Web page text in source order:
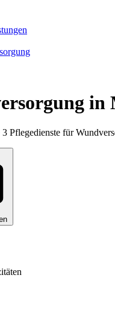
in
3 Pflegedienste für